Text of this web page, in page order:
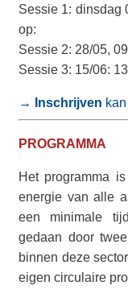
Sessie 1: dinsdag
op:
Sessie 2: 28/05,
Sessie 3: 15/06:
→ Inschrijven kan
PROGRAMMA
Het programma
energie van alle
een minimale
gedaan door
binnen deze
eigen circulaire